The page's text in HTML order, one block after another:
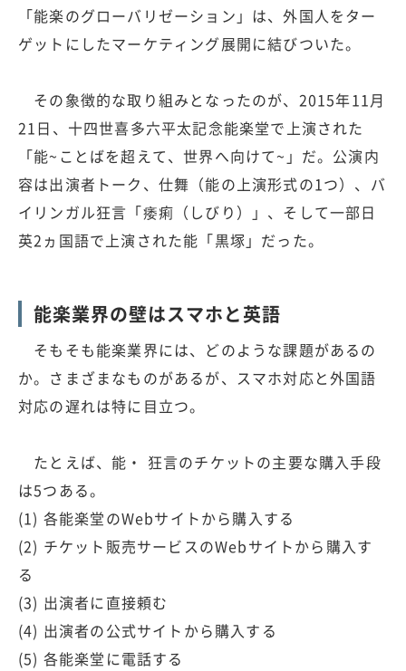
「能楽のグローバリゼーション」は、外国人をター
ゲットにしたマーケティング展開に結びついた。
その象徴的な取り組みとなったのが、2015年11月
21日、十四世喜多六平太記念能楽堂で上演された
「能~ことばを超えて、世界へ向けて~」だ。公演内
容は出演者トーク、仕舞（能の上演形式の1つ）、バ
イリンガル狂言「痿痢（しびり）」、そして一部日
英2ヵ国語で上演された能「黒塚」だった。
能楽業界の壁はスマホと英語
そもそも能楽業界には、どのような課題があるの
か。さまざまなものがあるが、スマホ対応と外国語
対応の遅れは特に目立つ。
たとえば、能・ 狂言のチケットの主要な購入手段
は5つある。
(1) 各能楽堂のWebサイトから購入する
(2) チケット販売サービスのWebサイトから購入す
る
(3) 出演者に直接頼む
(4) 出演者の公式サイトから購入する
(5) 各能楽堂に電話する